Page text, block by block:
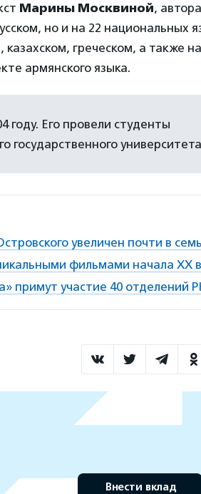
Марины Москвиной, автора
но и на 22 национальных
греческом, а также на
армянского языка.
году. Его провели студенты
государственного
увеличен почти в
фильмами начала ХХ
примут участие 40 отделений
Внести вклад